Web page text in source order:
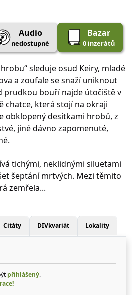
Audio
nedostupné
Bazar
0 inzerátů
sleduje osud Keiry, mladé
a zoufale se snaží uniknout
prudkou bouří najde útočiště v
chatce, která stojí na okraji
obklopený desítkami hrobů, z
jiné dávno zapomenuté,
tichými, neklidnými siluetami
šeptání mrtvých. Mezi těmito
zemřela...
Citáty DIVkvariát Lokality
přihlášený.